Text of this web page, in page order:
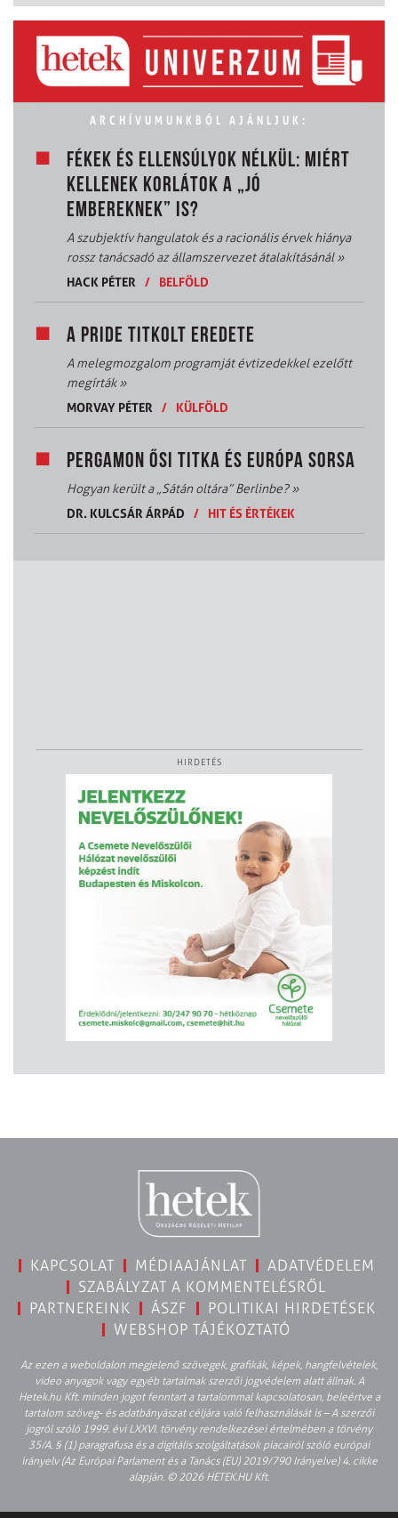
ARCHÍVUMUNKBÓL AJÁNLJUK:
FÉKEK ÉS ELLENSÚLYOK NÉLKÜL: MIÉRT
KELLENEK KORLÁTOK A „JÓ
EMBEREKNEK” IS?
A szubjektív hangulatok és a racionális érvek hiánya
rossz tanácsadó az államszervezet átalakításánál»
HACK PÉTER
/ BELFÖLD
A PRIDE TITKOLT EREDETE
A melegmozgalom programját évtizedekkel ezelőtt
megírták»
MORVAY PÉTER
/ KÜLFÖLD
PERGAMON ŐSI TITKA ÉS EURÓPA SORSA
Hogyan került a „Sátán oltára” Berlinbe?»
DR. KULCSÁR ÁRPÁD
/ HIT ÉS ÉRTÉKEK
HIRDETÉS
KAPCSOLAT MÉDIAAJÁNLAT
ADATVÉDELEM
SZABÁLYZAT A KOMMENTELÉSRŐL
PARTNEREINK
ÁSZF
POLITIKAI HIRDETÉSEK
WEBSHOP TÁJÉKOZTATÓ
Az ezen a weboldalon megjelenő szövegek, grafikák, képek, hangfelvételek,
video anyagok vagy egyéb tartalmak szerzői jogvédelem alatt állnak. A
Hetek.hu Kft. minden jogot fenntart a tartalommal kapcsolatosan, beleértve a
tartalom szöveg- és adatbányászat céljára való felhasználását is – A szerzői
jogról szóló 1999. évi LXXVI. törvény rendelkezései értelmében a törvény
35/A. § (1) paragrafusa és a digitális szolgáltatások piacairól szóló európai
irányelv (Az Európai Parlament és a Tanács (EU) 2019/790 Irányelve) 4. cikke
alapján. © 2026 HETEK.HU Kft.